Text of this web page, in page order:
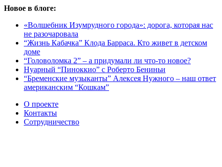
Новое в блоге:
«Волшебник Изумрудного города»: дорога, которая нас
не разочаровала
“Жизнь Кабачка” Клода Барраса. Кто живет в детском
доме
“Головоломка 2” – а придумали ли что-то новое?
Нуарный “Пиноккио” с Роберто Бениньи
“Бременские музыканты” Алексея Нужного – наш ответ
американским “Кошкам”
О проекте
Контакты
Сотрудничество